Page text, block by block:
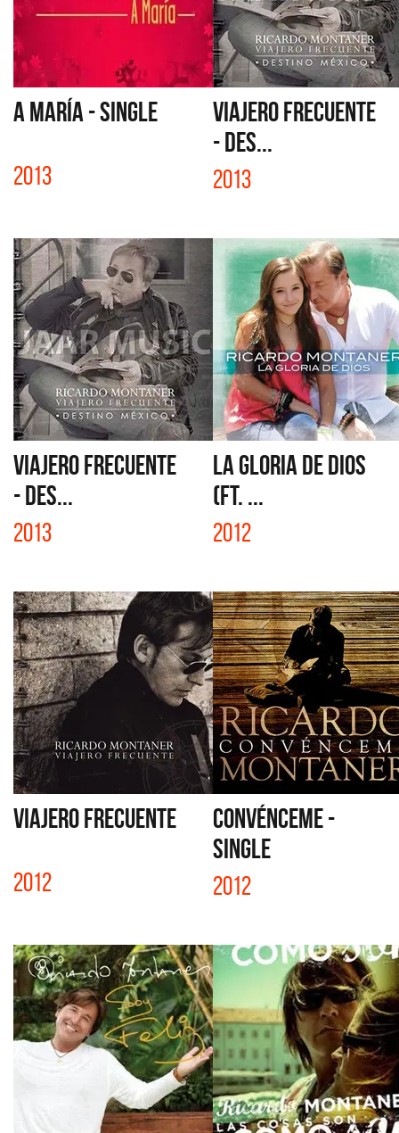
A MARÍA - SINGLE
2013
VIAJERO FRECUENTE
- DES...
2013
VIAJERO FRECUENTE
- DES...
2013
LA GLORIA DE DIOS
(FT. ...
2012
VIAJERO FRECUENTE
2012
CONVÉNCEME -
SINGLE
2012